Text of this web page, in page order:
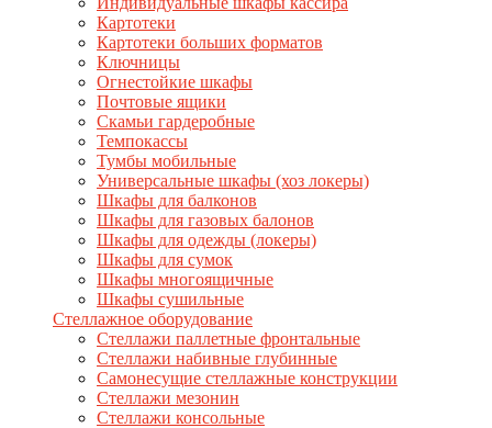
Картотеки
Картотеки больших форматов
Ключницы
Огнестойкие шкафы
Почтовые ящики
Скамьи гардеробные
Темпокассы
Тумбы мобильные
Универсальные шкафы (хоз локеры)
Шкафы для балконов
Шкафы для газовых балонов
Шкафы для одежды (локеры)
Шкафы для сумок
Шкафы многоящичные
Шкафы сушильные
Стеллажное оборудование
Стеллажи паллетные фронтальные
Стеллажи набивные глубинные
Самонесущие стеллажные конструкции
Стеллажи мезонин
Стеллажи консольные